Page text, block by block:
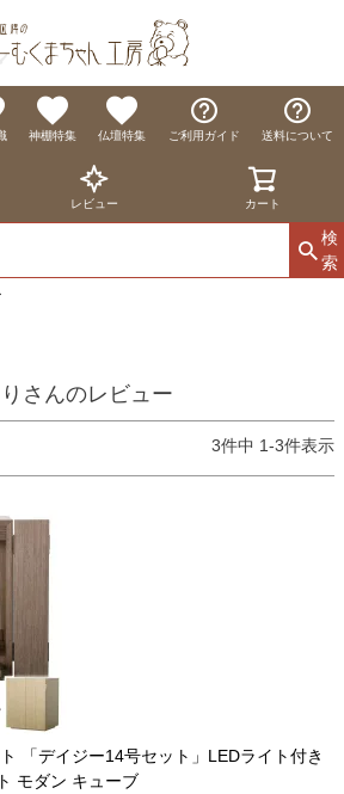
神棚特集 仏壇特集 ご利用ガイド 送料について
レビュー カート
検
索
りさんのレビュー
3件中 1-3件表示
「デイジー14号セット」LEDライト付き
モダン キューブ